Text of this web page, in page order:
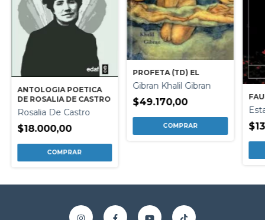
ANTOLOGIA POETICA
DE ROSALIA DE CASTRO
Rosalia De Castro
$18.000,00
PROFETA (TD) EL
Gibran Khalil Gibran
$49.170,00